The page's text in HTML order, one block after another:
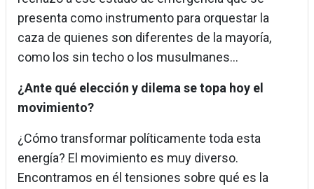
presenta como instrumento para orquestar la
caza de quienes son diferentes de la mayoría,
como los sin techo o los musulmanes…
¿Ante qué elección y dilema se topa hoy el
movimiento?
¿Cómo transformar políticamente toda esta
energía? El movimiento es muy diverso.
Encontramos en él tensiones sobre qué es la